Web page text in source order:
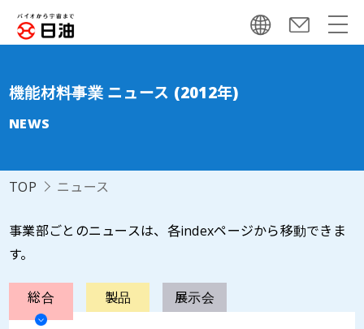
機能材料事業 ニュース (2012年)
NEWS
TOP ニュース
事業部ごとのニュースは、各indexページから移動できま
す。
総合 製品 展示会